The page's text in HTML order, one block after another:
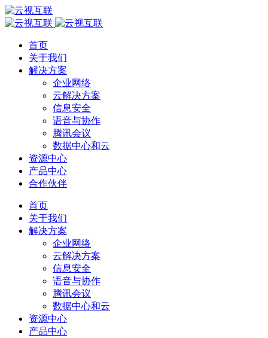
首页
关于我们
解决方案
企业网络
云解决方案
信息安全
语音与协作
腾讯会议
数据中心和云
资源中心
产品中心
合作伙伴
首页
关于我们
解决方案
企业网络
云解决方案
信息安全
语音与协作
腾讯会议
数据中心和云
资源中心
产品中心